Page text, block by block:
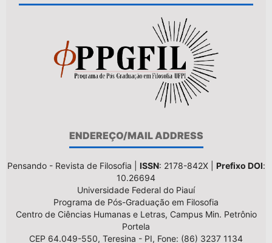
ENDEREÇO/MAIL ADDRESS
Pensando - Revista de Filosofia | ISSN: 2178-842X | Prefixo DOI:
10.26694
Universidade Federal do Piauí
Programa de Pós-Graduação em Filosofia
Centro de Ciências Humanas e Letras, Campus Min. Petrônio
Portela
CEP 64.049-550, Teresina - PI, Fone: (86) 3237 1134